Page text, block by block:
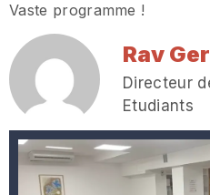
Vaste programme !
Rav
Directeur
Etudiants